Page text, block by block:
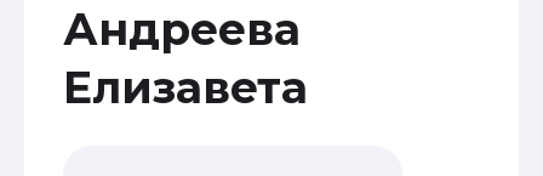
Андреева
Елизавета